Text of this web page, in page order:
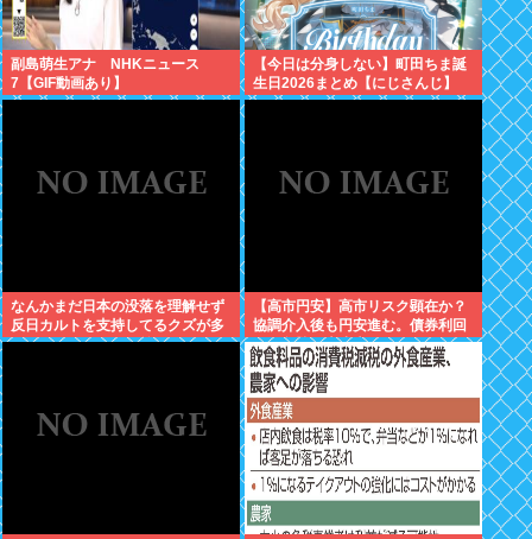
副島萌生アナ NHKニュース
7【GIF動画あり】
【今日は分身しない】町田ちま誕
生日2026まとめ【にじさんじ】
なんかまだ日本の没落を理解せず
反日カルトを支持してるクズが多
いんだけどなんだお前ら
【高市円安】高市リスク顕在か？
協調介入後も円安進む。債券利回
りは急騰。大丈夫なのか？